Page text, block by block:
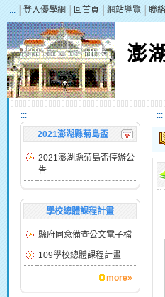
::: 登入優學網 回首頁 網站導覽 聯
澎
:::
2021澎湖縣菊島盃
2021澎湖縣菊島盃停辦公
告
學校總體課程計畫
縣府同意備查公文電子檔
109學校總體課程計畫
more»
:::